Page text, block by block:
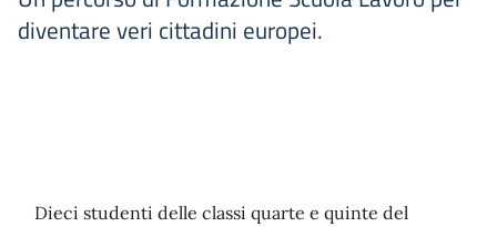
diventare veri cittadini europei.
Dieci studenti delle classi quarte e quinte del